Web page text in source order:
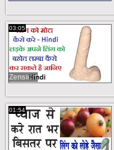
03:05
Zensiert
01:54